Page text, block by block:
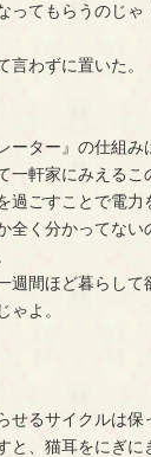
てもらうのじゃ
わずに置いた。
ター』の仕組み
軒家にみえるこ
ごすことで電力
全く分かってない
週間ほど暮らし
よ。
るサイクルは保
、猫耳をにぎに